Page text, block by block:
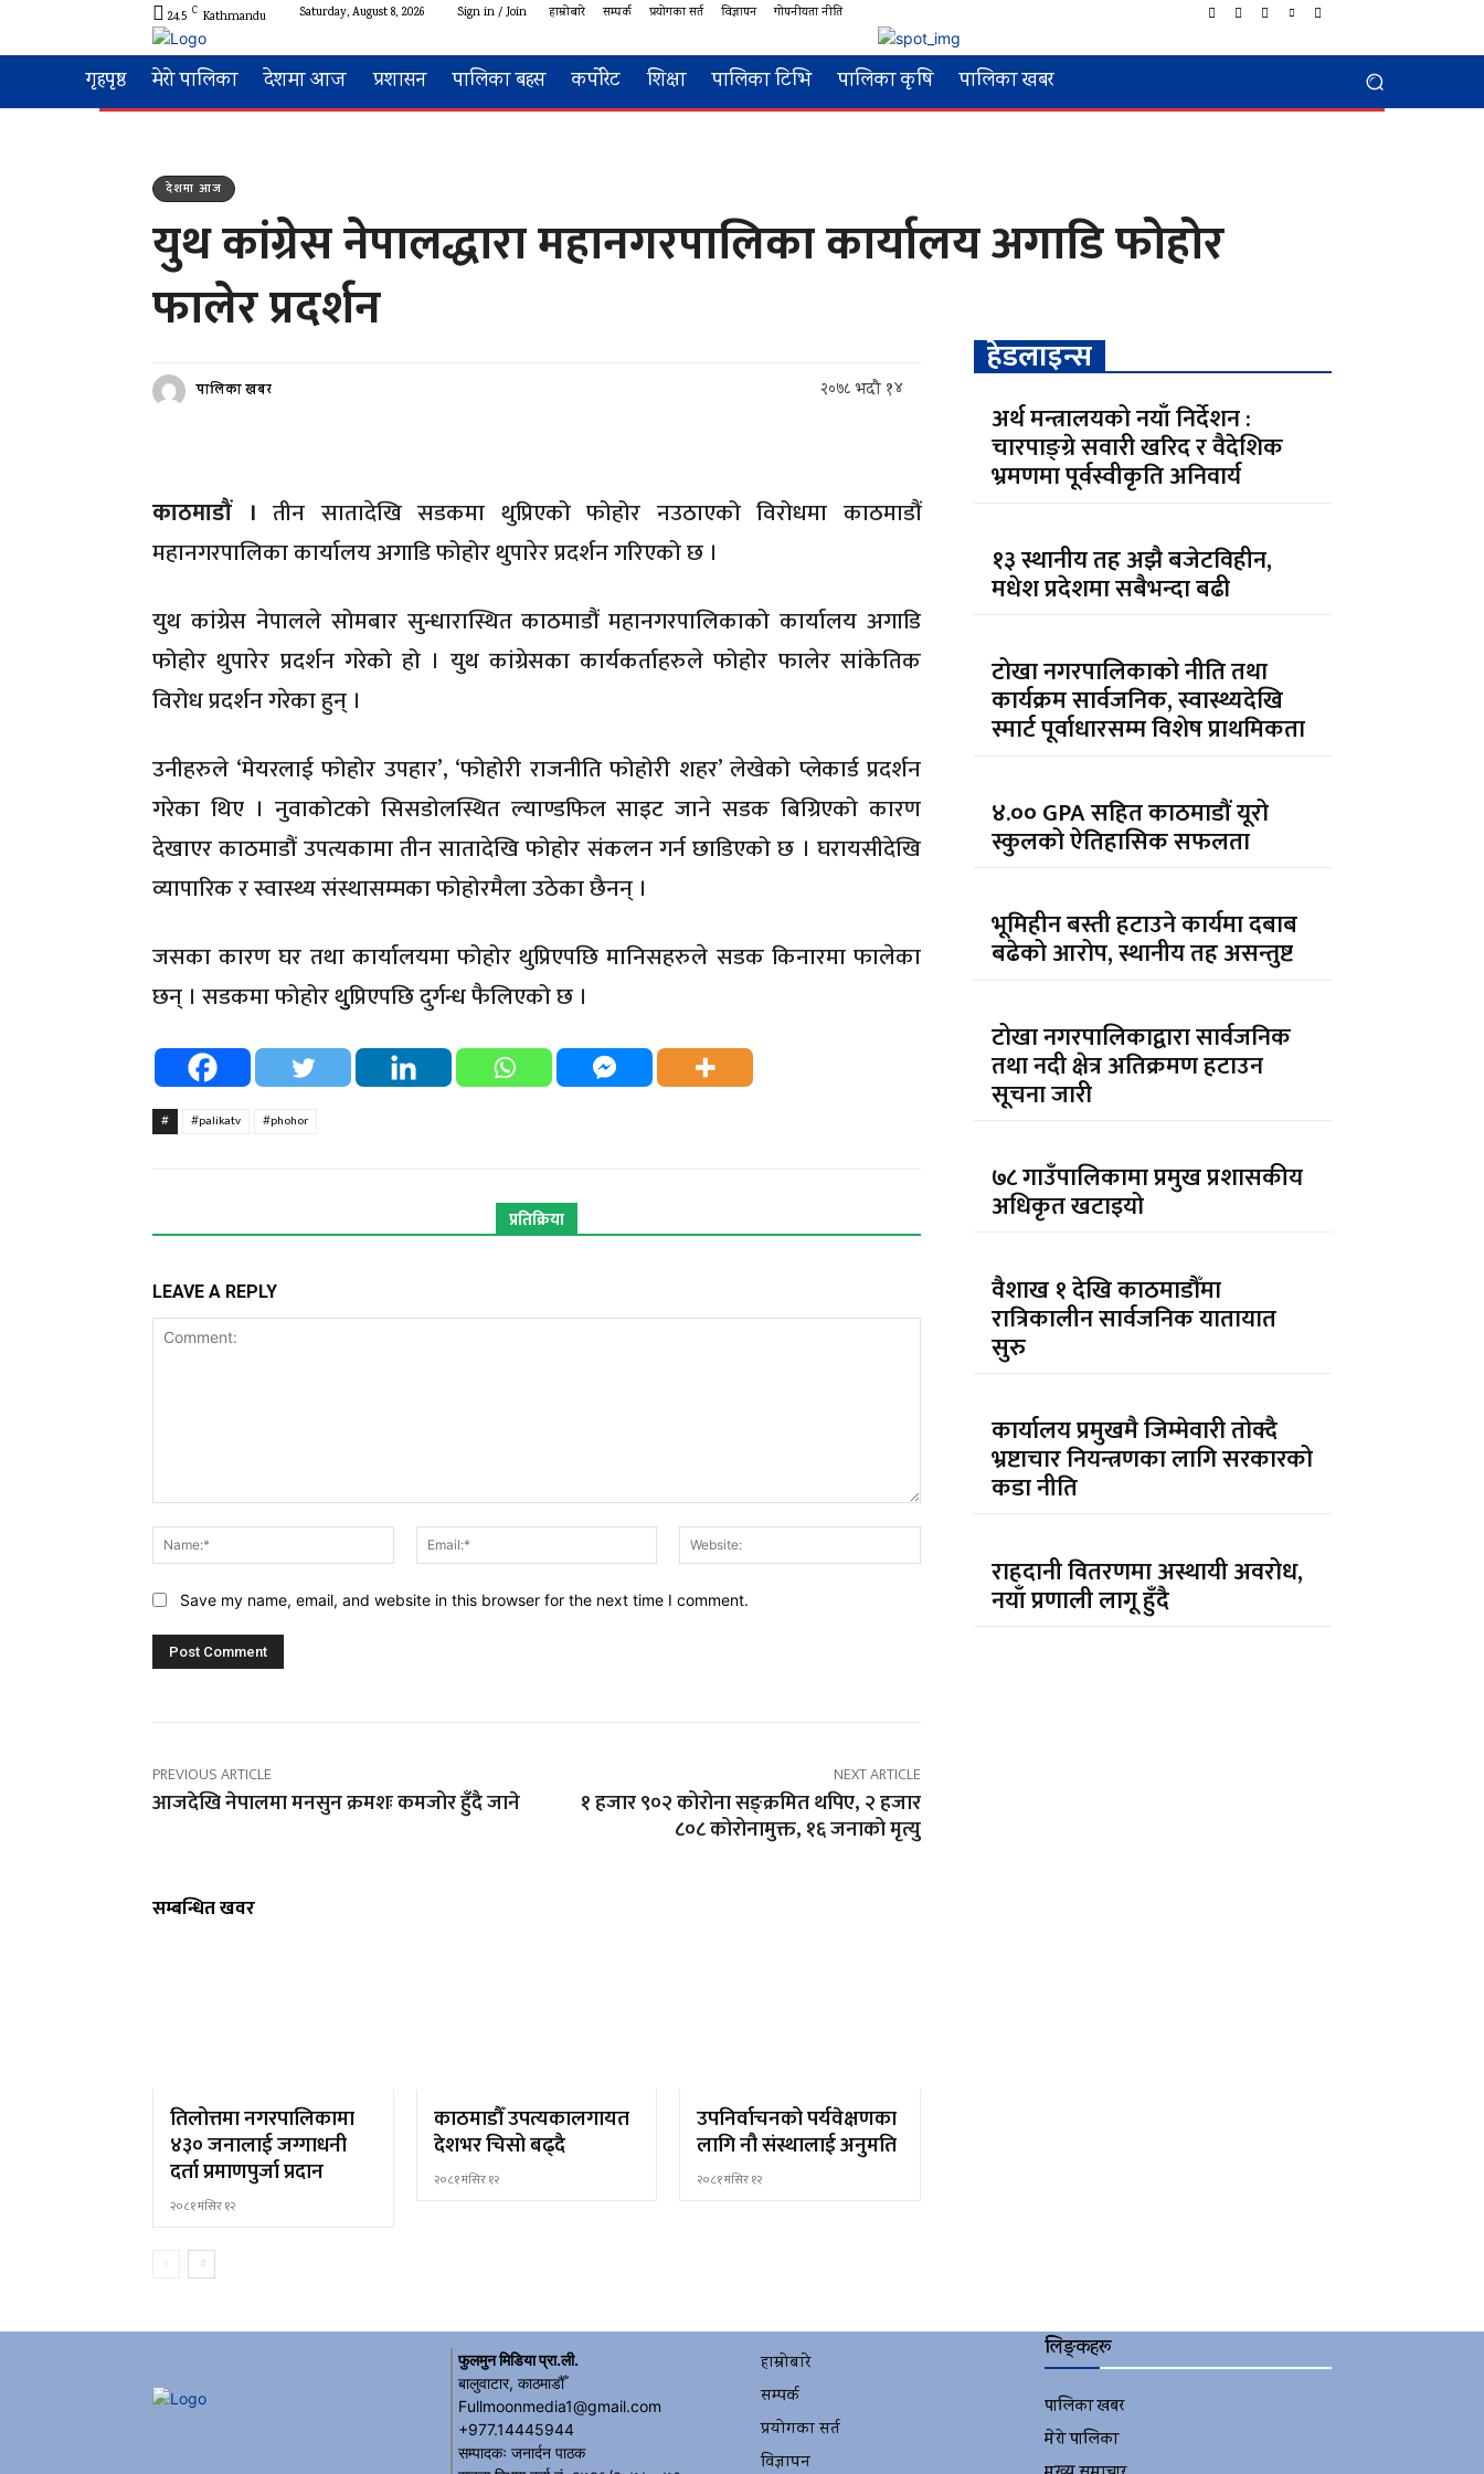
24.5 C Kathmandu Saturday, August 8, 2026 Sign in / Join हाम्रोबारे सम्पर्क प्रयोगका सर्त विज्ञापन गोपनीयता नीति
गृहपृष्ठ मेरो पालिका देशमा आज प्रशासन पालिका बहस कर्पोरेट शिक्षा पालिका टिभि पालिका कृषि पालिका खबर
देशमा आज
युथ कांग्रेस नेपालद्धारा महानगरपालिका कार्यालय अगाडि फोहोर
फालेर प्रदर्शन
पालिका खबर २०७८ भदौ १४
काठमाडौं । तीन सातादेखि सडकमा थुप्रिएको फोहोर नउठाएको विरोधमा काठमाडौं
महानगरपालिका कार्यालय अगाडि फोहोर थुपारेर प्रदर्शन गरिएको छ ।
युथ कांग्रेस नेपालले सोमबार सुन्धारास्थित काठमाडौं महानगरपालिकाको कार्यालय अगाडि
फोहोर थुपारेर प्रदर्शन गरेको हो । युथ कांग्रेसका कार्यकर्ताहरुले फोहोर फालेर सांकेतिक
विरोध प्रदर्शन गरेका हुन् ।
उनीहरुले ‘मेयरलाई फोहोर उपहार’, ‘फोहोरी राजनीति फोहोरी शहर’ लेखेको प्लेकार्ड प्रदर्शन
गरेका थिए । नुवाकोटको सिसडोलस्थित ल्याण्डफिल साइट जाने सडक बिग्रिएको कारण
देखाएर काठमाडौं उपत्यकामा तीन सातादेखि फोहोर संकलन गर्न छाडिएको छ । घरायसीदेखि
व्यापारिक र स्वास्थ्य संस्थासम्मका फोहोरमैला उठेका छैनन् ।
जसका कारण घर तथा कार्यालयमा फोहोर थुप्रिएपछि मानिसहरुले सडक किनारमा फालेका
छन् । सडकमा फोहोर थुुप्रिएपछि दुर्गन्ध फैलिएको छ ।
# #palikatv #phohor
प्रतिक्रिया
LEAVE A REPLY
Name:*
Email:*
Save my name, email, and website in this browser for the next time I comment.
PREVIOUS ARTICLE
आजदेखि नेपालमा मनसुन क्रमशः कमजोर हुँदै जाने
NEXT ARTICLE
१ हजार ९०२ कोरोना सङ्क्रमित थपिए, २ हजार
८०८ कोरोनामुक्त, १६ जनाको मृत्यु
सम्बन्धित खवर
तिलोत्तमा नगरपालिकामा
४३० जनालाई जग्गाधनी
दर्ता प्रमाणपुर्जा प्रदान
२०८१ मंसिर १२
काठमाडौँ उपत्यकालगायत
देशभर चिसो बढ्दै
२०८१ मंसिर १२
उपनिर्वाचनको पर्यवेक्षणका
लागि नौ संस्थालाई अनुमति
२०८१ मंसिर १२
हेडलाइन्स
अर्थ मन्त्रालयको नयाँ निर्देशन :
चारपाङ्ग्रे सवारी खरिद र वैदेशिक
भ्रमणमा पूर्वस्वीकृति अनिवार्य
१३ स्थानीय तह अझै बजेटविहीन,
मधेश प्रदेशमा सबैभन्दा बढी
टोखा नगरपालिकाको नीति तथा
कार्यक्रम सार्वजनिक, स्वास्थ्यदेखि
स्मार्ट पूर्वाधारसम्म विशेष प्राथमिकता
४.०० GPA सहित काठमाडौं यूरो
स्कुलको ऐतिहासिक सफलता
भूमिहीन बस्ती हटाउने कार्यमा दबाब
बढेको आरोप, स्थानीय तह असन्तुष्ट
टोखा नगरपालिकाद्वारा सार्वजनिक
तथा नदी क्षेत्र अतिक्रमण हटाउन
सूचना जारी
७८ गाउँपालिकामा प्रमुख प्रशासकीय
अधिकृत खटाइयो
वैशाख १ देखि काठमाडौँमा
रात्रिकालीन सार्वजनिक यातायात
सुरु
कार्यालय प्रमुखमै जिम्मेवारी तोक्दै
भ्रष्टाचार नियन्त्रणका लागि सरकारको
कडा नीति
राहदानी वितरणमा अस्थायी अवरोध,
नयाँ प्रणाली लागू हुँदै
फुलमुन मिडिया प्रा.ली.
बालुवाटार, काठमाडौँ
Fullmoonmedia1@gmail.com
+977.14445944
सम्पादकः जनार्दन पाठक
हाम्रोबारे
सम्पर्क
प्रयोगका सर्त
विज्ञापन
लिङ्कहरू
पालिका खबर
मेरो पालिका